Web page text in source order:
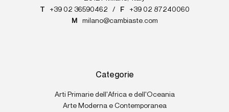
T
+39 02 36590462 / F
+39 02 87240060
M
milano@cambiaste.com
Categorie
Arti Primarie dell'Africa e dell'Oceania
Arte Moderna e Contemporanea